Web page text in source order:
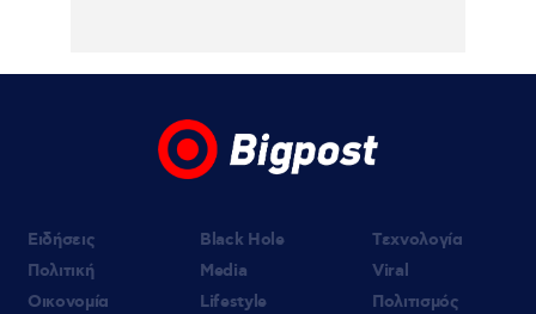
Ειδήσεις
Πολιτική
Οικονομία
Black Hole
Media
Lifestyle
Τεχνολογία
Viral
Πολιτισμός